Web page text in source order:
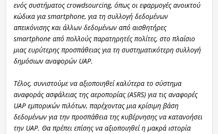
ενός συστήματος crowdsourcing, όπως οι εφαρμογές ανοικτού
κώδικα για smartphone, για τη συλλογή δεδομένων
απεικόνισης και άλλων δεδομένων από αισθητήρες
smartphone από πολλούς παρατηρητές πολίτες, στο πλαίσιο
μιας ευρύτερης προσπάθειας για τη συστηματικότερη συλλογή
δημόσιων αναφορών UAP.
Τέλος, συνιστούμε να αξιοποιηθεί καλύτερα το σύστημα
αναφοράς ασφάλειας της αεροπορίας (ASRS) για τις αναφορές
UAP εμπορικών πιλότων, παρέχοντας μια κρίσιμη βάση
δεδομένων για την προσπάθεια της κυβέρνησης να κατανοήσει
την UAP. Θα πρέπει επίσης να αξιοποιηθεί η μακρά ιστορία